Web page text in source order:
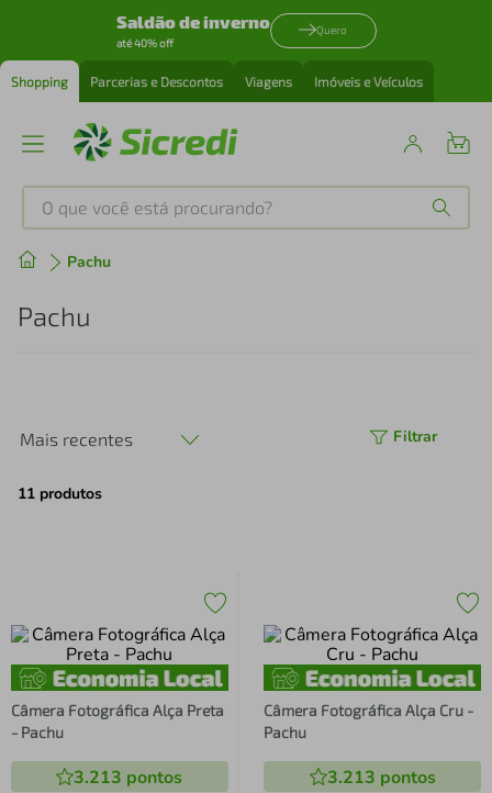
Saldão de inverno
até 40% off
Quero
Shopping Parcerias e Descontos Viagens Imóveis e Veículos
O que você está procurando?
Pachu
Pachu
Mais recentes Filtrar
11 produtos
Câmera Fotográfica Alça Preta
- Pachu
3.213 pontos
Câmera Fotográfica Alça Cru -
Pachu
3.213 pontos
Produtos mais buscados
º
perfume
4º air fryer